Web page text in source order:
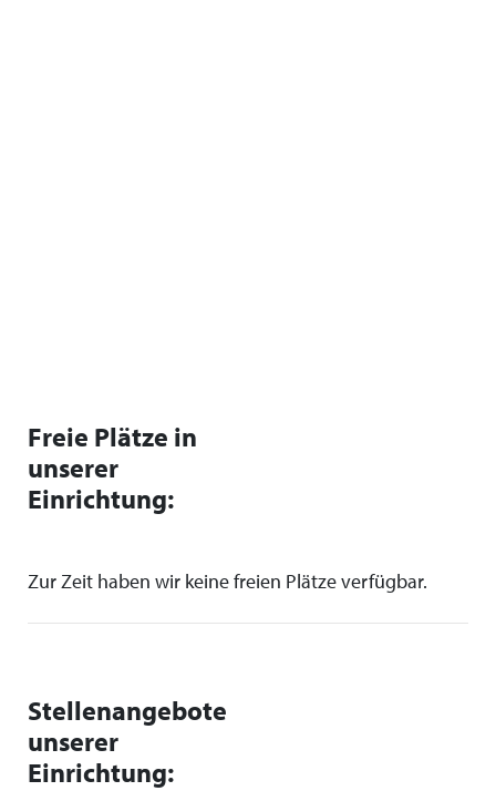
Freie Plätze in
unserer
Einrichtung:
Zur Zeit haben wir keine freien Plätze verfügbar.
Stellenangebote
unserer
Einrichtung: